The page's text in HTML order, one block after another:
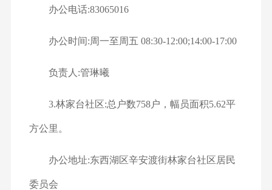
办公电话:83065016
办公时间:周一至周五 08:30-12:00;14:00-17:00
负责人:管琳曦
3.林家台社区:总户数758户，幅员面积5.62平
方公里。
办公地址:东西湖区辛安渡街林家台社区居民
委员会